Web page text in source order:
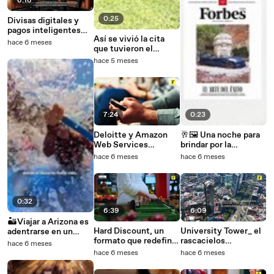
celebrar la
creatividad
latinoamericana, las
conexiones sociales
rodeada de artistas,
Divisas digitales y
pagos inteligentes
¿cómo HSBC está
finanzas globales_
hace 6 meses
0:32
🏜️Viajar a Arizona es
adentrarse en un
territorio donde la
tierras y la energía de
sus ciudades invitan a
hace 6 meses
0:25
Así se vivió la cita
que tuvieron el
automovilismo de
ingeniería de
precisión para el
Toyota GR Track Day
en el Centro
Dinámico Pegaso.
hace 5 meses
7:24
Deloitte y Amazon
Web Services
aceleran la evolución
hace 6 meses
6:39
Hard Discount, un
formato que redefine
el consumo en
hace 6 meses
0:23
🥂🖼️ Una noche para
brindar por la
creatividad.Durante
Forbes México Arts,
St
hace 6 meses
6:09
University Tower_ el
rascacielos
residencial que
vida en Reforma
hace 6 meses